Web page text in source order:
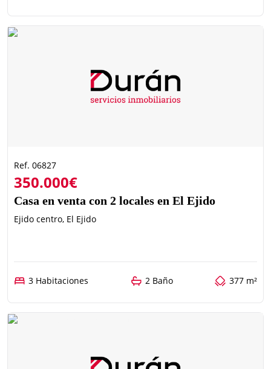
Ref. 06827
350.000€
Casa en venta con 2 locales en El Ejido
Ejido centro, El Ejido
3 Habitaciones 2 Baño 377 m²